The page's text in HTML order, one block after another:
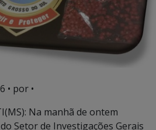
• por •
Na manhã de ontem
Setor de Investigações Gerais